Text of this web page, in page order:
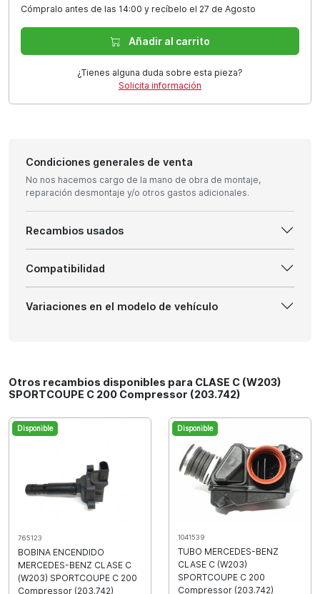
Cómpralo antes de las 14:00 y recíbelo el 27 de Agosto
Añadir al carrito
¿Tienes alguna duda sobre esta pieza?
Solicita información
Condiciones generales de venta
No nos hacemos cargo de la mano de obra de montaje,
reparación desmontaje y/o otros gastos adicionales.
Recambios usados
Compatibilidad
Variaciones en el modelo de vehículo
Otros recambios disponibles para CLASE C (W203)
SPORTCOUPE C 200 Compressor (203.742)
Disponible
765123
BOBINA ENCENDIDO
MERCEDES-BENZ CLASE C
(W203) SPORTCOUPE C 200
Compressor (203.742)
Disponible
1041539
TUBO MERCEDES-BENZ
CLASE C (W203)
SPORTCOUPE C 200
Compressor (203.742)